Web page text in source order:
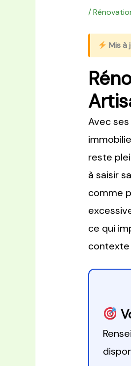
/
Mis à
Avec
reste
à saisir
comme
ce qui
contexte